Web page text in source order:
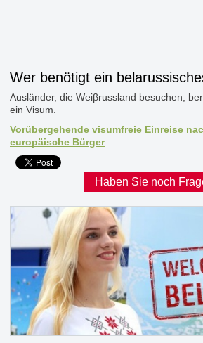
Wer benötigt ein
Ausländer, die Weiβrussland besuchen,
ein Visum.
Vorübergehende visumfreie Einreise
europäische Bürger
Haben Sie noch